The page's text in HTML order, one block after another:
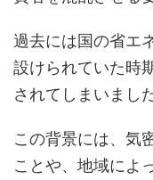
過去には国の省エ
設けられていた時
されてしまいました
この背景には、気
ことや、地域によ